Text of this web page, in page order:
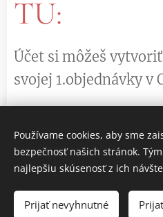
TU:
Účet si môžeš
svojej 1.objednávky v
VYTVORIŤ ÚČET
Používame cookies, aby sme
bezpečnosť našich stránok.
najlepšiu skúsenosť z ich
Prijať nevyhnutné